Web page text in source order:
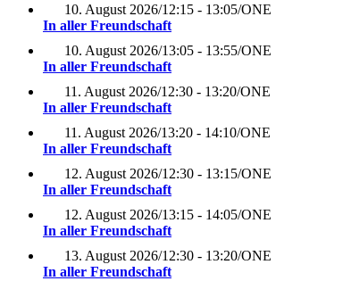
10. August 2026/12:15 - 13:05/ONE
In aller Freundschaft
10. August 2026/13:05 - 13:55/ONE
In aller Freundschaft
11. August 2026/12:30 - 13:20/ONE
In aller Freundschaft
11. August 2026/13:20 - 14:10/ONE
In aller Freundschaft
12. August 2026/12:30 - 13:15/ONE
In aller Freundschaft
12. August 2026/13:15 - 14:05/ONE
In aller Freundschaft
13. August 2026/12:30 - 13:20/ONE
In aller Freundschaft